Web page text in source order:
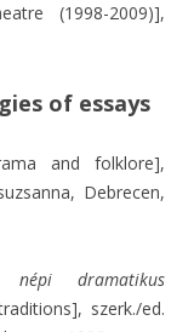
(1998-2009)],
of essays
and folklore],
Debrecen,
dramatikus
szerk./ed.